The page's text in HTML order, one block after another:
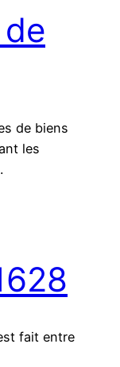
de biens
les
fait entre